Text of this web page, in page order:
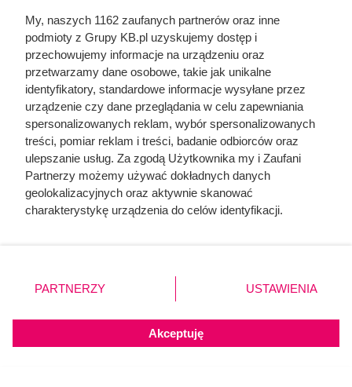
Najpopularniejsze w tej chwili
Kat w spódnicy. Najokrutniejsza
My, naszych 1162 zaufanych partnerów oraz inne
podmioty z Grupy KB.pl uzyskujemy dostęp i
przechowujemy informacje na urządzeniu oraz
przetwarzamy dane osobowe, takie jak unikalne
identyfikatory, standardowe informacje wysyłane przez
urządzenie czy dane przeglądania w celu zapewniania
spersonalizowanych reklam, wybór spersonalizowanych
treści, pomiar reklam i treści, badanie odbiorców oraz
ulepszanie usług. Za zgodą Użytkownika my i Zaufani
Partnerzy możemy używać dokładnych danych
geolokalizacyjnych oraz aktywnie skanować
charakterystykę urządzenia do celów identyfikacji.
zmienić/wycofać klikając przycisk ustawień prywatności
znajdujący się w lewym dolnym rogu strony. Niektóre
użytkownika, ale masz prawo sprzeciwić się takiemu
przetwarzaniu. Preferencje będą miały zastosowania tylko
PARTNERZY USTAWIENIA
Akceptuję